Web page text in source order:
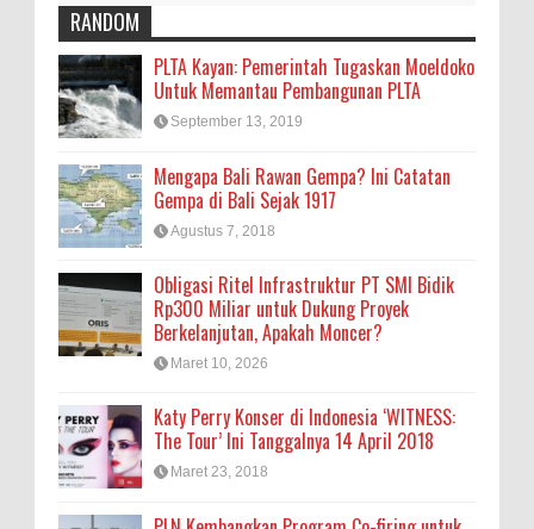
RANDOM
PLTA Kayan: Pemerintah Tugaskan Moeldoko
Untuk Memantau Pembangunan PLTA
September 13, 2019
Mengapa Bali Rawan Gempa? Ini Catatan
Gempa di Bali Sejak 1917
Agustus 7, 2018
Obligasi Ritel Infrastruktur PT SMI Bidik
Rp300 Miliar untuk Dukung Proyek
Berkelanjutan, Apakah Moncer?
Maret 10, 2026
Katy Perry Konser di Indonesia ‘WITNESS:
The Tour’ Ini Tanggalnya 14 April 2018
Maret 23, 2018